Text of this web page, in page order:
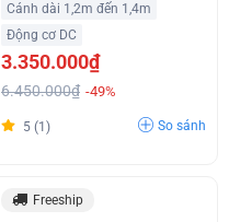
Cánh dài 1,2m đến 1,4m
Động cơ DC
3.350.000₫
6.450.000₫ -49%
5 (1) So sánh
Freeship